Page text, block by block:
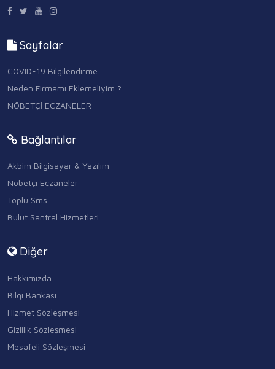
Sayfalar
COVID-19 Bilgilendirme
Neden Firmamı Eklemeliyim ?
NÖBETÇİ ECZANELER
Bağlantılar
Akbim Bilgisayar & Yazılım
Nöbetçi Eczaneler
Toplu Sms
Bulut Santral Hizmetleri
Diğer
Hakkımızda
Bilgi Bankası
Hizmet Sözleşmesi
Gizlilik Sözleşmesi
Mesafeli Sözleşmesi